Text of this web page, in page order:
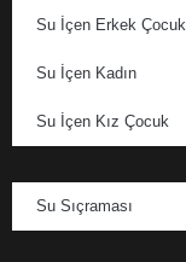
Su İçen Erkek Çocuk
Su İçen Kadın
Su İçen Kız Çocuk
Su Sıçraması